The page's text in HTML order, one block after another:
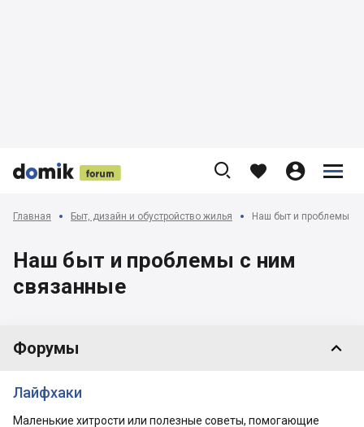


 
    


Главная Быт, дизайн и обустройство жилья Наш быт и проблемы с
Наш быт и проблемы с ним
связанные
Форумы 
Лайфхаки
Маленькие хитрости или полезные советы, помогающие